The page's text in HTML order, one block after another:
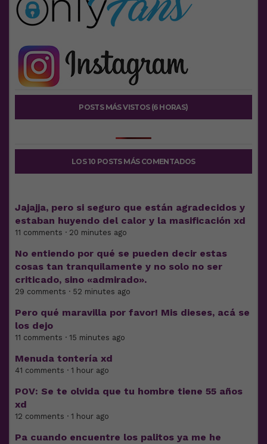
POSTS MÁS VISTOS (6 HORAS)
LOS 10 POSTS MÁS COMENTADOS
Jajajja, pero si seguro que están agradecidos y
estaban huyendo del calor y la masificación xd
11 comments · 20 minutes ago
No entiendo por qué se pueden decir estas
cosas tan tranquilamente y no solo no ser
criticado, sino «admirado».
29 comments · 52 minutes ago
Pero qué maravilla por favor! Mis dieses, acá se
los dejo
11 comments · 15 minutes ago
Menuda tontería xd
41 comments · 1 hour ago
POV: Se te olvida que tu hombre tiene 55 años
xd
12 comments · 1 hour ago
Pa cuando encuentre los palitos ya me he